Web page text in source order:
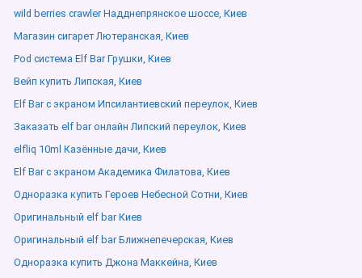
wild berries crawler Надднепрянское шоссе, Киев
Магазин сигарет Лютеранская, Киев
Pod система Elf Bar Грушки, Киев
Вейп купить Липская, Киев
Elf Bar с экраном Ипсилантиевский переулок, Киев
Заказать elf bar онлайн Липский переулок, Киев
elfliq 10ml Казённые дачи, Киев
Elf Bar с экраном Академика Филатова, Киев
Одноразка купить Героев Небесной Сотни, Киев
Оригинальный elf bar Киев
Оригинальный elf bar Ближнепечерская, Киев
Одноразка купить Джона Маккейна, Киев